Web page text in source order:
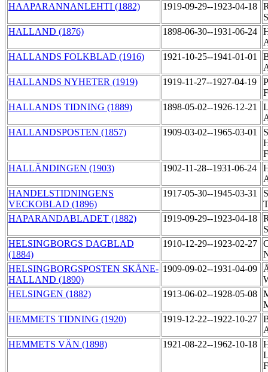
HAAPARANNANLEHTI (1882)
1919-09-29--1923-04-18
HALLAND (1876)
1898-06-30--1931-06-24
HALLANDS FOLKBLAD (1916)
1921-10-25--1941-01-01
HALLANDS NYHETER (1919)
1919-11-27--1927-04-19
HALLANDS TIDNING (1889)
1898-05-02--1926-12-21
HALLANDSPOSTEN (1857)
1909-03-02--1965-03-01
HALLÄNDINGEN (1903)
1902-11-28--1931-06-24
HANDELSTIDNINGENS
VECKOBLAD (1896)
1917-05-30--1945-03-31
HAPARANDABLADET (1882)
1919-09-29--1923-04-18
HELSINGBORGS DAGBLAD
(1884)
1910-12-29--1923-02-27
HELSINGBORGSPOSTEN SKÅNE-
HALLAND (1890)
1909-09-02--1931-04-09
HELSINGEN (1882)
1913-06-02--1928-05-08
HEMMETS TIDNING (1920)
1919-12-22--1922-10-27
HEMMETS VÄN (1898)
1921-08-22--1962-10-18